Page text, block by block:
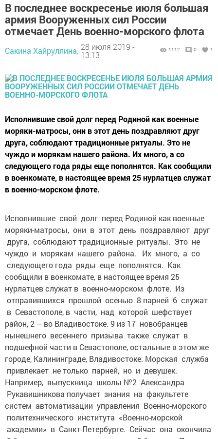
В последнее воскресенье июля большая
армия Вооруженных сил России
отмечает День военно-морского флота
Сакина Хайруллина, 28 июля 2019 -
13:13
1112 0 1
Исполнившие свой долг перед Родиной как военные
моряки-матросы, они в этот день поздравляют друг
друга, соблюдают традиционные ритуалы. Это не
чуждо и морякам нашего района. Их много, а со
следующего года ряды еще пополнятся. Как сообщили
в военкомате, в настоящее время 25 нурлатцев служат
в военно-морском флоте.
Исполнившие свой долг перед Родиной как военные
моряки-матросы, они в этот день поздравляют друг
друга, соблюдают традиционные ритуалы. Это не
чуждо и морякам нашего района. Их много, а со
следующего года ряды еще пополнятся. Как
сообщили в военкомате, в настоящее время 25
нурлатцев служат в военно-морском флоте. Из
отправившихся прошлой осенью 8 парней 6 служат
в Севастополе, в части, над которой шефствует
район, 2 – во Владивостоке. 9 из 17 новобранцев
нынешнего весеннего призыва также служат в
подшефной части в Севастополе, остальные в этом же
городе, Калининграде, Владивостоке. Морская служба
привлекает не только парней, но и девушек.
Например, выпускница школы №2 Александра
Рукавишникова получает знания на факультете
систем автоматизации управления Военно-морского
политехнического института «Военно-морской
академии» в Санкт-Петербурге. Сейчас она окончила